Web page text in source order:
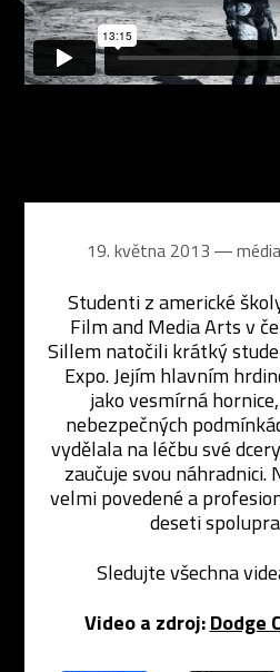
19. května 2013 ―
Studenti z americké
Film and Media Arts v
Sillem natočili krátký
Expo. Jejím hlavním
jako vesmírná
nebezpečných
vydělala na léčbu své
zaučuje svou
velmi povedené a
deseti
Sledujte všechna
Video a zdroj: Dodge